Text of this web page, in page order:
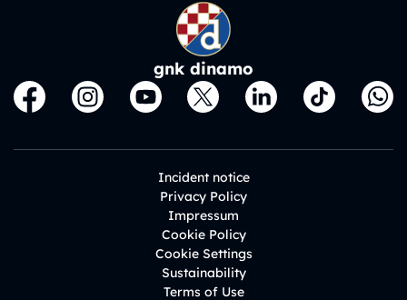
gnk dinamo
Incident notice
Privacy Policy
Impressum
Cookie Policy
Cookie Settings
Sustainability
Terms of Use